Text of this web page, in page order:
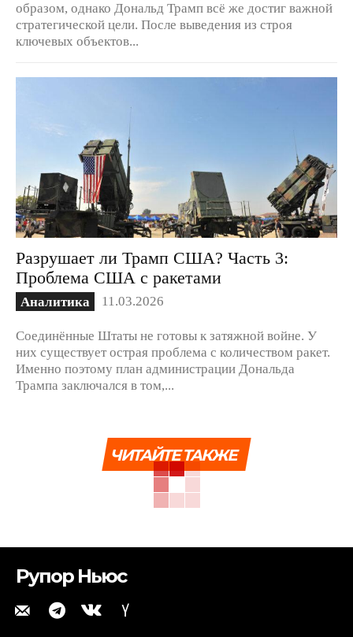
образом, однако Дональд Трамп всё же достиг важной
стратегической цели. После выведения из строя
ключевых объектов...
Разрушает ли Трамп США? Часть 3:
Проблема США с ракетами
Аналитика 11.03.2026
Соединённые Штаты не готовы к затяжной войне. У
них существует острая проблема с количеством ракет.
Именно поэтому план администрации Дональда
Трампа заключался в том,...
ЧИТАЙТЕ ТАКЖЕ
Рупор Ньюс